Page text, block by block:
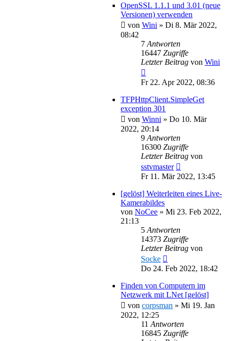
OpenSSL 1.1.1 und 3.01 (neue
Versionen) verwenden
von Wini » Di 8. Mär 2022,
08:42
7 Antworten
16447 Zugriffe
Letzter Beitrag von Wini
Fr 22. Apr 2022, 08:36
TFPHttpClient.SimpleGet
exception 301
von Winni » Do 10. Mär
2022, 20:14
9 Antworten
16300 Zugriffe
Letzter Beitrag von
sstvmaster
Fr 11. Mär 2022, 13:45
[gelöst] Weiterleiten eines Live-
Kamerabildes
von NoCee » Mi 23. Feb 2022,
21:13
5 Antworten
14373 Zugriffe
Letzter Beitrag von
Socke
Do 24. Feb 2022, 18:42
Finden von Computern im
Netzwerk mit LNet [gelöst]
von corpsman » Mi 19. Jan
2022, 12:25
11 Antworten
16845 Zugriffe